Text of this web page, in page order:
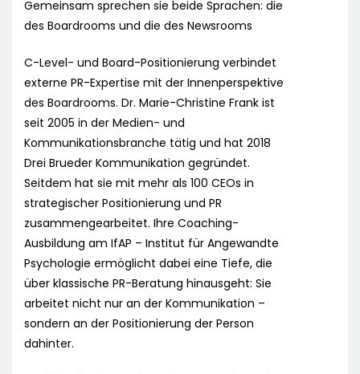
Gemeinsam sprechen sie beide Sprachen: die
des Boardrooms und die des Newsrooms
C-Level- und Board-Positionierung verbindet
externe PR-Expertise mit der Innenperspektive
des Boardrooms. Dr. Marie-Christine Frank ist
seit 2005 in der Medien- und
Kommunikationsbranche tätig und hat 2018
Drei Brueder Kommunikation gegründet.
Seitdem hat sie mit mehr als 100 CEOs in
strategischer Positionierung und PR
zusammengearbeitet. Ihre Coaching-
Ausbildung am IfAP – Institut für Angewandte
Psychologie ermöglicht dabei eine Tiefe, die
über klassische PR-Beratung hinausgeht: Sie
arbeitet nicht nur an der Kommunikation –
sondern an der Positionierung der Person
dahinter.